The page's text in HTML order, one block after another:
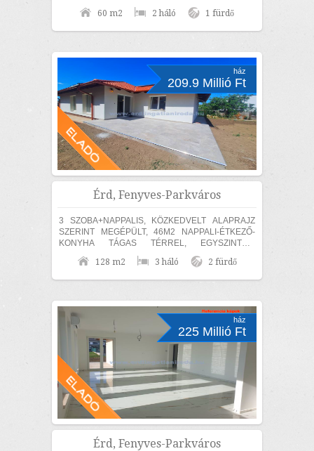
garnitúra, étkező garnitúra). Az ingatlan...
60 m2 2 háló 1 fürdő
ház
209.9 Millió Ft
Érd, Fenyves-Parkváros
3 SZOBA+NAPPALIS, KÖZKEDVELT ALAPRAJZ
SZERINT MEGÉPÜLT, 46M2 NAPPALI-ÉTKEZŐ-
KONYHA TÁGAS TÉRREL, EGYSZINTES,
MEDITERRÁN CSALÁDI HÁZ ELADÓ! Érden, a
Fenyves Parkvárosi részen 840m2...
128 m2 3 háló 2 fürdő
ház
225 Millió Ft
Érd, Fenyves-Parkváros